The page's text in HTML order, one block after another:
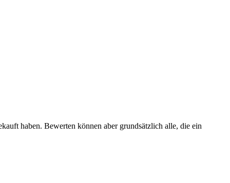
haben. Bewerten können aber grundsätzlich alle, die ein